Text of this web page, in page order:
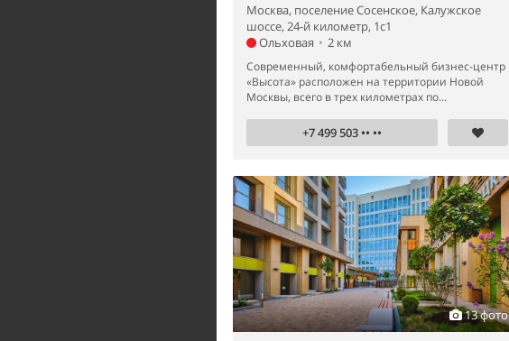
Москва, поселение Сосенское, Калужское
шоссе, 24-й километр, 1с1
Ольховая • 2 км
Современный, комфортабельный бизнес-центр
«Высота» расположен на территории Новой
Москвы, всего в трех километрах по...
+7 499 503 •• ••
13 фото